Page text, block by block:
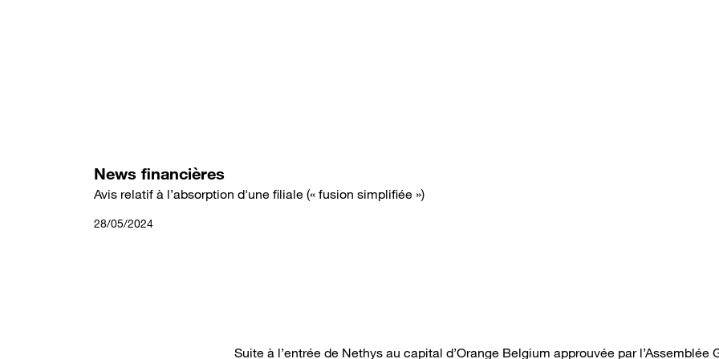
News financières
Avis relatif à l’absorption d'une filiale (« fusion simplifiée »)
28/05/2024
Suite à l’entrée de Nethys au capital d’Orange Belgium approuvée par l’Assemblée